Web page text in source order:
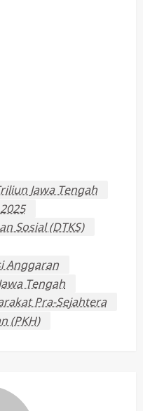
Jawa Tengah
Sosial (DTKS)
Anggaran
Tengah
Pra-Sejahtera
(PKH)